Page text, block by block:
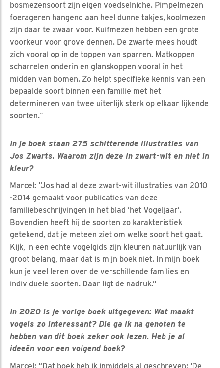
bosmezensoort zijn eigen voedselniche. Pimpelmezen
foerageren hangend aan heel dunne takjes, koolmezen
zijn daar te zwaar voor. Kuifmezen hebben een grote
voorkeur voor grove dennen. De zwarte mees houdt
zich vooral op in de toppen van sparren. Matkoppen
scharrelen onderin en glanskoppen vooral in het
midden van bomen. Zo helpt specifieke kennis van een
bepaalde soort binnen een familie met het
determineren van twee uiterlijk sterk op elkaar lijkende
soorten.”
In je boek staan 275 schitterende illustraties van
Jos Zwarts. Waarom zijn deze in zwart-wit en niet in
kleur?
Marcel: “Jos had al deze zwart-wit illustraties van 2010
-2014 gemaakt voor publicaties van deze
familiebeschrijvingen in het blad ’het Vogeljaar’.
Bovendien heeft hij de soorten zo karakteristiek
getekend, dat je meteen ziet om welke soort het gaat.
Kijk, in een echte vogelgids zijn kleuren natuurlijk van
groot belang, maar dat is mijn boek niet. In mijn boek
kun je veel leren over de verschillende families en
individuele soorten. Daar ligt de nadruk.”
In 2020 is je vorige boek uitgegeven: Wat maakt
vogels zo interessant? Die ga ik na genoten te
hebben van dit boek zeker ook lezen. Heb je al
ideeën voor een volgend boek?
Marcel: “Dat boek heb ik inmiddels al geschreven: ‘De